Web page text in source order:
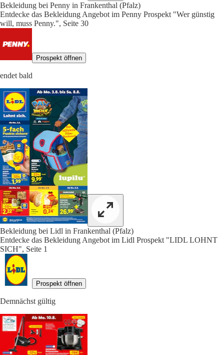
Bekleidung bei Penny in Frankenthal (Pfalz)
Entdecke das Bekleidung Angebot im Penny Prospekt "Wer günstig
will, muss Penny.", Seite 30
Prospekt öffnen
endet bald
Bekleidung bei Lidl in Frankenthal (Pfalz)
Entdecke das Bekleidung Angebot im Lidl Prospekt "LIDL LOHNT
SICH", Seite 1
Prospekt öffnen
Demnächst gültig